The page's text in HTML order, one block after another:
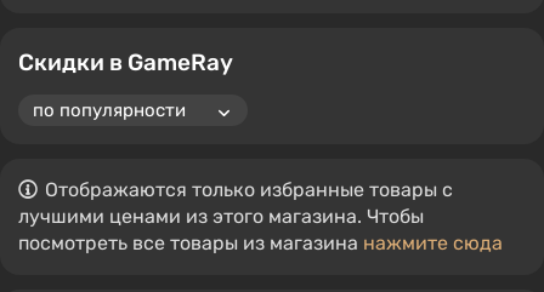
Скидки в GameRay
Отображаются только избранные товары с
лучшими ценами из этого магазина. Чтобы
посмотреть все товары из магазина нажмите сюда